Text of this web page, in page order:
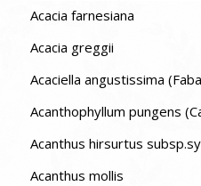
Acacia farnesiana
Acacia greggii
Acaciella angustissima
Acanthophyllum pungens
Acanthus hirsurtus
Acanthus mollis